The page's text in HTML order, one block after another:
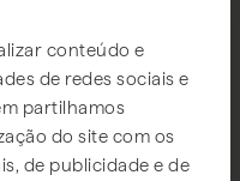
conteúdo e
de redes sociais e
partilhamos
do site com os
de publicidade e de